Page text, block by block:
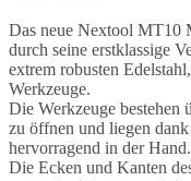
Das neue Nextool MT10
durch seine erstklassige
extrem robusten
Werkzeuge.
Die Werkzeuge bestehen
zu öffnen und liegen
hervorragend in der Hand.
Die Ecken und Kanten